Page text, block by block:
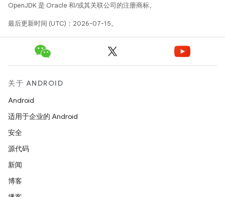
OpenJDK 是 Oracle 和/或其关联公司的注册商标。
最后更新时间 (UTC)：2026-07-15。
关于 ANDROID
Android
适用于企业的 Android
安全
源代码
新闻
博客